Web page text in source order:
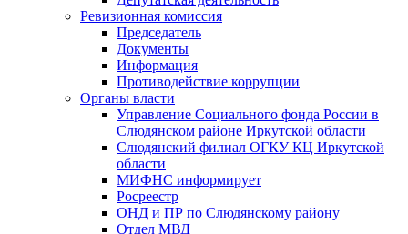
Ревизионная комиссия
Председатель
Документы
Информация
Противодействие коррупции
Органы власти
Управление Социального фонда России в
Слюдянском районе Иркутской области
Слюдянский филиал ОГКУ КЦ Иркутской
области
МИФНС информирует
Росреестр
ОНД и ПР по Слюдянскому району
Отдел МВД